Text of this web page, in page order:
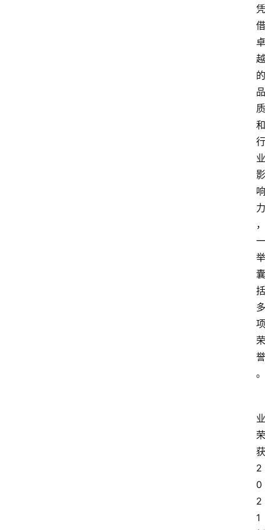
凭
借
卓
越
的
品
质
和
行
业
影
响
力
，
一
举
囊
括
多
项
荣
誉
。
业
荣
获
2
0
2
1